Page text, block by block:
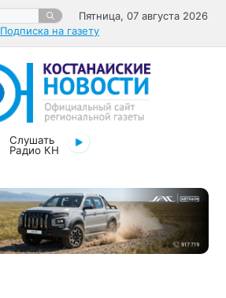
Пятница, 07 августа 2026
Подписка на газету
Слушать
Радио КН